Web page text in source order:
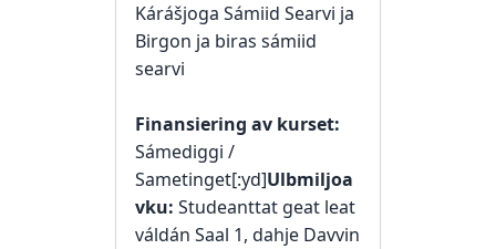
Kárášjoga Sámiid Searvi ja
Birgon ja biras sámiid
searvi
Finansiering av kurset:
Sámediggi /
Sametinget[:yd]Ulbmiljoa
vku: Studeanttat geat leat
váldán Saal 1, dahje Davvin